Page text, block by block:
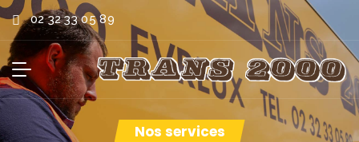
02 32 33 05 89
Nos services